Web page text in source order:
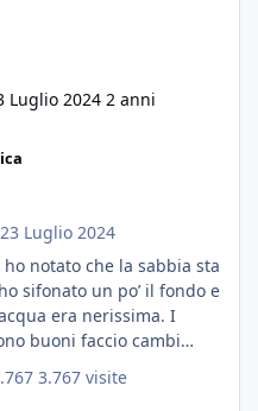
Luglio 2024 2 anni
23 Luglio 2024
notato che la sabbia sta
sifonato un po’ il fondo e
era nerissima. I
buoni faccio cambi
piante sono
3.767 visite